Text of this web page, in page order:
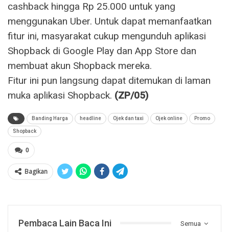
cashback hingga Rp 25.000 untuk yang
menggunakan Uber. Untuk dapat memanfaatkan
fitur ini, masyarakat cukup mengunduh aplikasi
Shopback di Google Play dan App Store dan
membuat akun Shopback mereka.
Fitur ini pun langsung dapat ditemukan di laman
muka aplikasi Shopback. (ZP/05)
Banding Harga headline Ojek dan taxi Ojek online Promo
Shopback
0
Bagikan
Semua
Pembaca Lain Baca Ini